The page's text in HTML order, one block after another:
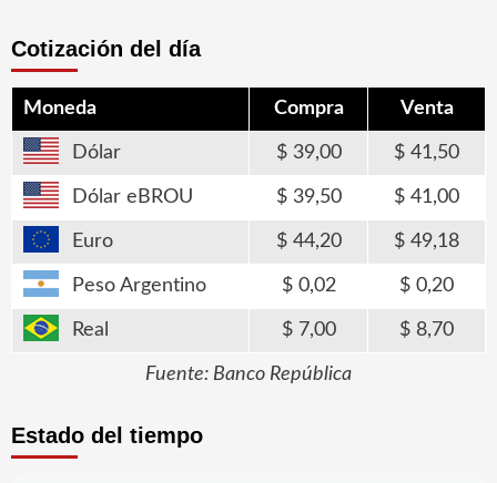
Cotización del día
Moneda Compra Venta
Dólar 39,00 41,50
Dólar eBROU 39,50 41,00
Euro 44,20 49,18
Peso Argentino 0,02 0,20
Real 7,00 8,70
Fuente: Banco República
Estado del tiempo